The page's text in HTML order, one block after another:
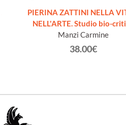
PIERINA ZATTINI NELLA
NELL'ARTE. Studio bio-
Manzi Carmine
38.00€